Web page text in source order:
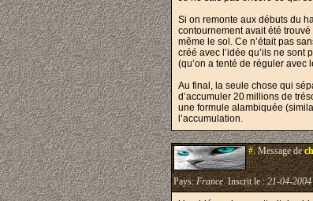
Si on remonte aux débuts du
contournement avait été
même le sol. Ce n’était pas
créé avec l’idée qu’ils ne
(qu’on a tenté de réguler
Au final, la seule chose qui
d’accumuler 20 millions de
une formule alambiquée
l’accumulation.
#.Message de
Pays:FranceInscrit le :21-04-2004